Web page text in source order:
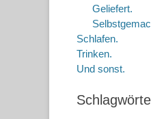
Geliefert.
Schlafen.
Trinken.
Und sonst.